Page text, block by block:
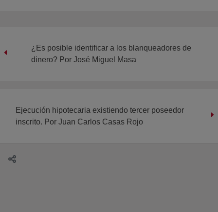
¿Es posible identificar a los blanqueadores de
dinero? Por José Miguel Masa
Ejecución hipotecaria existiendo tercer poseedor
inscrito. Por Juan Carlos Casas Rojo